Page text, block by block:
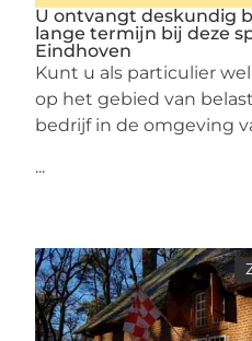
U ontvangt deskundig
lange termijn bij deze
Eindhoven
Kunt u als particulier
op het gebied van
bedrijf in de omgeving
...